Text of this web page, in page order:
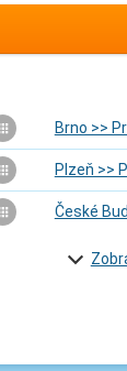
Brno >>
Plzeň >>
České